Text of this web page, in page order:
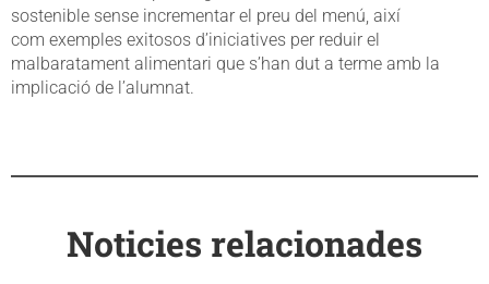
sostenible sense incrementar el preu del menú, així
com exemples exitosos d’iniciatives per reduir el
malbaratament alimentari que s’han dut a terme amb la
implicació de l’alumnat.
Noticies relacionades